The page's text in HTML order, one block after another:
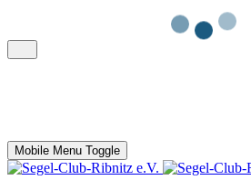
Mobile Menu Toggle